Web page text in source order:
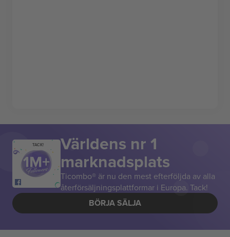
TACK! Världens nr 1
marknadsplats
Ticombo® är nu den mest efterföljda av alla
återförsäljningsplattformar i Europa. Tack!
BÖRJA SÄLJA